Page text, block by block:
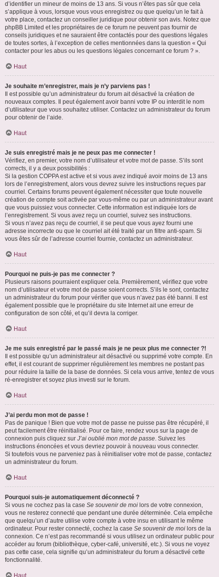
d’identifier un mineur de moins de 13 ans. Si vous n’êtes pas sûr que cela
s’applique à vous, lorsque vous vous enregistrez ou que quelqu’un le fait à
votre place, contactez un conseiller juridique pour obtenir son avis. Notez que
phpBB Limited et les propriétaires de ce forum ne peuvent pas fournir de
conseils juridiques et ne sauraient être contactés pour des questions légales
de toutes sortes, à l’exception de celles mentionnées dans la question « Qui
contacter pour les abus ou les questions légales concernant ce forum ? ».
Haut
Je souhaite m’enregistrer, mais je n’y parviens pas !
Il est possible qu’un administrateur du forum ait désactivé la création de
nouveaux comptes. Il peut également avoir banni votre IP ou interdit le nom
d’utilisateur que vous souhaitez utiliser. Contactez un administrateur du forum
pour obtenir de l’aide.
Haut
Je suis enregistré mais je ne peux pas me connecter !
Vérifiez, en premier, votre nom d’utilisateur et votre mot de passe. S’ils sont
corrects, il y a deux possibilités :
Si la gestion COPPA est active et si vous avez indiqué avoir moins de 13 ans
lors de l’enregistrement, alors vous devrez suivre les instructions reçues par
courriel. Certains forums peuvent également nécessiter que toute nouvelle
création de compte soit activée par vous-même ou par un administrateur avant
que vous puissiez vous connecter. Cette information est indiquée lors de
l’enregistrement. Si vous avez reçu un courriel, suivez ses instructions.
Si vous n’avez pas reçu de courriel, il se peut que vous ayez fourni une
adresse incorrecte ou que le courriel ait été traité par un filtre anti-spam. Si
vous êtes sûr de l’adresse courriel fournie, contactez un administrateur.
Haut
Pourquoi ne puis-je pas me connecter ?
Plusieurs raisons pourraient expliquer cela. Premièrement, vérifiez que votre
nom d’utilisateur et votre mot de passe soient corrects. S’ils le sont, contactez
un administrateur du forum pour vérifier que vous n’avez pas été banni. Il est
également possible que le propriétaire du site Internet ait une erreur de
configuration de son côté, et qu’il devra la corriger.
Haut
Je me suis enregistré par le passé mais je ne peux plus me connecter ?!
Il est possible qu’un administrateur ait désactivé ou supprimé votre compte. En
effet, il est courant de supprimer régulièrement les membres ne postant pas
pour réduire la taille de la base de données. Si cela vous arrive, tentez de vous
ré-enregistrer et soyez plus investi sur le forum.
Haut
J’ai perdu mon mot de passe !
Pas de panique ! Bien que votre mot de passe ne puisse pas être récupéré, il
peut facilement être réinitialisé. Pour ce faire, rendez vous sur la page de
connexion puis cliquez sur J’ai oublié mon mot de passe. Suivez les
instructions énoncées et vous devriez pouvoir à nouveau vous connecter.
Si toutefois vous ne parveniez pas à réinitialiser votre mot de passe, contactez
un administrateur du forum.
Haut
Pourquoi suis-je automatiquement déconnecté ?
Si vous ne cochez pas la case Se souvenir de moi lors de votre connexion,
vous ne resterez connecté que pendant une durée déterminée. Cela empêche
que quelqu’un d’autre utilise votre compte à votre insu en utilisant le même
ordinateur. Pour rester connecté, cochez la case Se souvenir de moi lors de la
connexion. Ce n’est pas recommandé si vous utilisez un ordinateur public pour
accéder au forum (bibliothèque, cyber-café, université, etc.). Si vous ne voyez
pas cette case, cela signifie qu’un administrateur du forum a désactivé cette
fonctionnalité.
Haut